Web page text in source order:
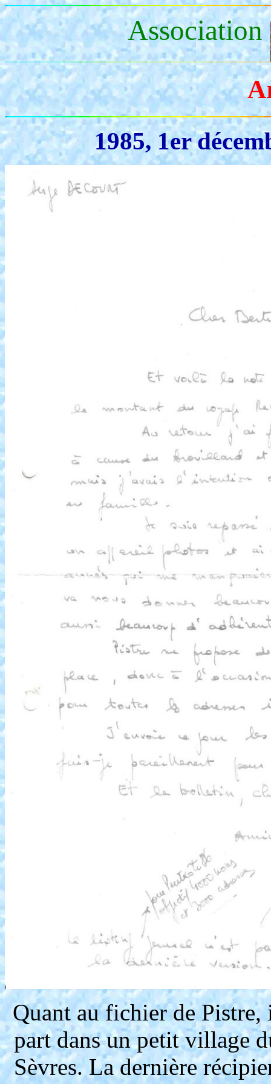
Association
1985, 1er
Quant au fichier de Pistre,
part dans un petit village
Sèvres. La dernière